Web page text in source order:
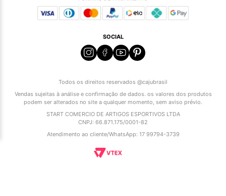
SOCIAL
Todos os direitos reservados @cajubrasil
Vendas sujeitas à análise e confirmação de dados. os valores dos produtos
podem ser alterados no site a qualquer momento, sem aviso prévio.
START COMERCIO DE ARTIGOS ESPORTIVOS LTDA
CNPJ: 66.871.175/0001-82
Atendimento ao cliente/WhatsApp: 17 99794-3739